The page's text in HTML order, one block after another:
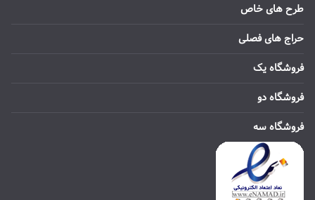
طرح های خاص
حراج های فصلی
فروشگاه یک
فروشگاه دو
فروشگاه سه